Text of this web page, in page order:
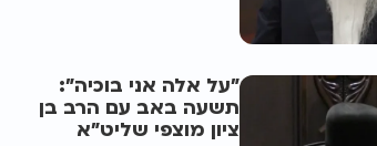
"על אלה אני בוכיה":
תשעה באב עם הרב בן
ציון מוצפי שליט"א